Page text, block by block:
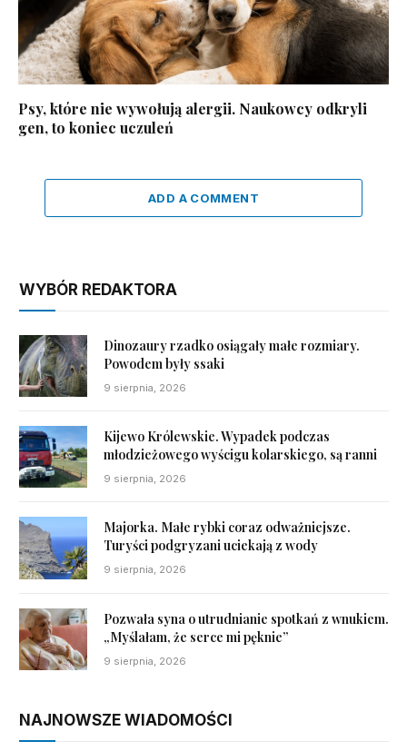
Psy, które nie wywołują alergii. Naukowcy odkryli
gen, to koniec uczuleń
ADD A COMMENT
WYBÓR REDAKTORA
Dinozaury rzadko osiągały małe rozmiary.
Powodem były ssaki
9 sierpnia, 2026
Kijewo Królewskie. Wypadek podczas
młodzieżowego wyścigu kolarskiego, są ranni
9 sierpnia, 2026
Majorka. Małe rybki coraz odważniejsze.
Turyści podgryzani uciekają z wody
9 sierpnia, 2026
Pozwała syna o utrudnianie spotkań z wnukiem.
„Myślałam, że serce mi pęknie”
9 sierpnia, 2026
NAJNOWSZE WIADOMOŚCI